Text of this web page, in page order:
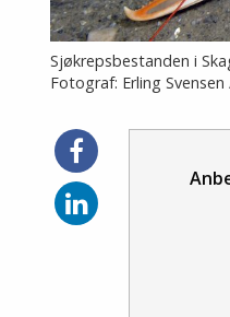
Sjøkrepsbestanden i
Fotograf: Erling
Del
på
Facebook
Del
på